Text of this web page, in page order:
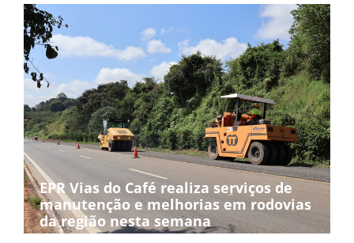
EPR Vias do Café realiza serviços de
manutenção e melhorias em rodovias
da região nesta semana